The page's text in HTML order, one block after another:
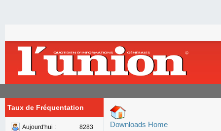
Taux de Fréquentation
Aujourd'hui :
8283
Downloads Home